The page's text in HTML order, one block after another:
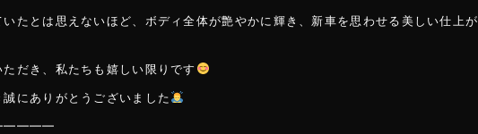
たとは思えないほど、ボディ全体が艶やかに輝き、新車を思わせる美しい仕上が
だき、私たちも嬉しい限りです
にありがとうございました